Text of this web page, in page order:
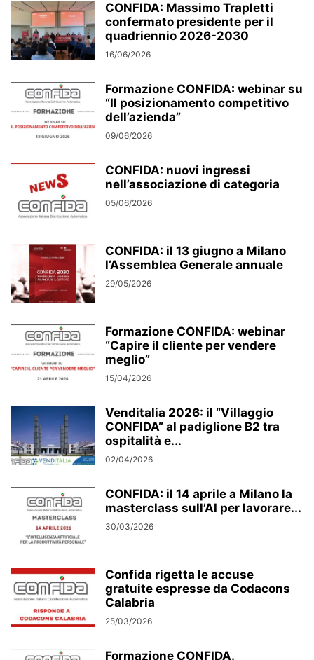
CONFIDA: Massimo Trapletti
confermato presidente per il
quadriennio 2026-2030
16/06/2026
Formazione CONFIDA: webinar su
“Il posizionamento competitivo
dell’azienda”
09/06/2026
CONFIDA: nuovi ingressi
nell’associazione di categoria
05/06/2026
CONFIDA: il 13 giugno a Milano
l’Assemblea Generale annuale
29/05/2026
Formazione CONFIDA: webinar
“Capire il cliente per vendere
meglio”
15/04/2026
Venditalia 2026: il “Villaggio
CONFIDA” al padiglione B2 tra
ospitalità e...
02/04/2026
CONFIDA: il 14 aprile a Milano la
masterclass sull’AI per lavorare...
30/03/2026
Confida rigetta le accuse
gratuite espresse da Codacons
Calabria
25/03/2026
Formazione CONFIDA.